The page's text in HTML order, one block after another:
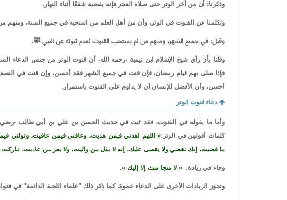
وذكرنا: أن من أخر الوتر حتى صلاة الفجر فإنه يقضيه شفعًا أثناء النهار.
وتكلمنا عن القنوت في الوتر، وأن من أهل العلم من استحبه في جميع السنة،
وقيل: في جميع الشهر، ومنهم من لم يستحب القنوت لعدم ثبوته عن النبي ﷺ.
وقلنا بأن رأي شيخ الإسلام ابن تيمية -رحمه الله- أن قنوت الوتر من جنس الدعاء
فإذا صلى بهم قيام رمضان، فإن قنت في جميع الشهر فقد أحسن، وإن قنت في
أحسن، وأن الأفضل للإنسان أن لا يداوم على القنوت باستمرار.
دعاء قنوت الوتر
وأما ما يقوله في القنوت، فقد ثبت في حديث الحسن بن علي بن أبي طالب -رضي
كلمات أقولهن في الوتر:
اللهم اهدني فيمن هديت، وعافني فيمن عافيت، وتولني
ما قضيت، إنك تقضي ولا يقضى عليك، إنه لا يذل من واليت، ولا يعز من عاديت، تباركت
وجاء في زيادة: لا منجا منك إلا إليك .
وتجوز الزيادات الأخرى على الدعاء عمومًا كما ذكر ذلك "علماء اللجنة الدائمة" في